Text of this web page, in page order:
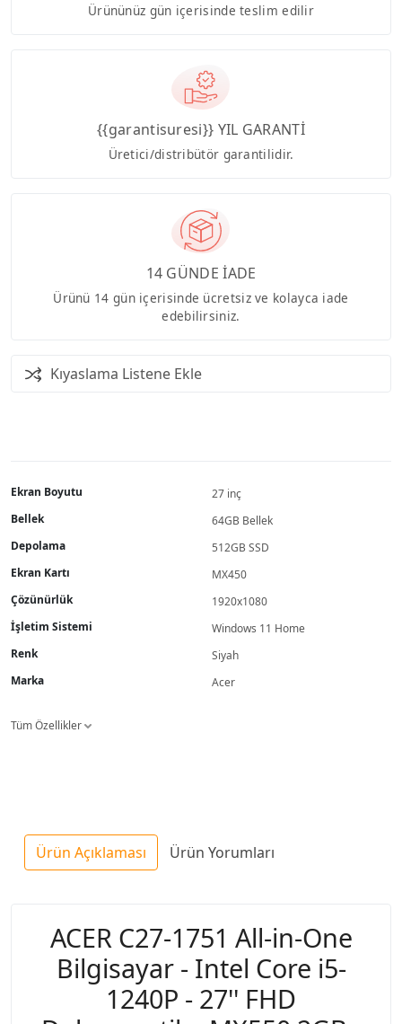
Ürününüz gün içerisinde teslim edilir
{{garantisuresi}} YIL GARANTİ
Üretici/distribütör garantilidir.
14 GÜNDE İADE
Ürünü 14 gün içerisinde ücretsiz ve kolayca iade
edebilirsiniz.
Kıyaslama Listene Ekle
Ekran Boyutu
27 inç
Bellek
64GB Bellek
Depolama
512GB SSD
Ekran Kartı
MX450
Çözünürlük
1920x1080
İşletim Sistemi
Windows 11 Home
Renk
Siyah
Marka
Acer
Tüm Özellikler
Ürün Açıklaması Ürün Yorumları
ACER C27-1751 All-in-One
Bilgisayar - Intel Core i5-
1240P - 27'' FHD